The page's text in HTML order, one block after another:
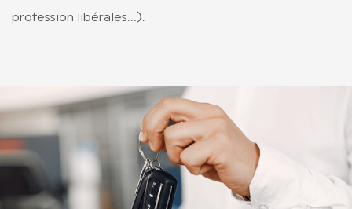
LIGIER GROUP
profession libérales…).